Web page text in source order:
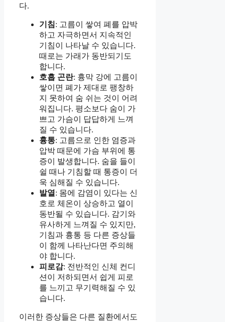
다.
기침: 고름이 쌓여 폐를 압박
하고 자극하면서 지속적인
기침이 나타날 수 있습니다.
때로는 가래가 동반되기도
합니다.
호흡 곤란: 흉막 강에 고름이
쌓이면 폐가 제대로 팽창하
지 못하여 숨 쉬는 것이 어려
워집니다. 평소보다 숨이 가
쁘고 가슴이 답답하게 느껴
질 수 있습니다.
흉통: 고름으로 인한 염증과
압박 때문에 가슴 부위에 통
증이 발생합니다. 숨을 들이
쉴 때나 기침할 때 통증이 더
욱 심해질 수 있습니다.
발열 : 몸에 감염이 있다는 신
호로 체온이 상승하고 열이
동반될 수 있습니다. 감기와
유사하게 느껴질 수 있지만,
기침과 흉통 등 다른 증상들
이 함께 나타난다면 주의해
야 합니다.
피로감: 전반적인 신체 컨디
션이 저하되면서 쉽게 피로
를 느끼고 무기력해질 수 있
습니다.
이러한 증상들은 다른 질환에서도